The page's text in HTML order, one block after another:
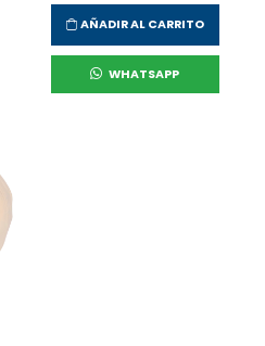
AÑADIR AL CARRITO
WHATSAPP